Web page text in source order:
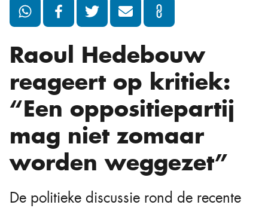
Raoul Hedebouw
reageert op kritiek:
“Een oppositiepartij
mag niet zomaar
worden weggezet”
De politieke discussie rond de recente